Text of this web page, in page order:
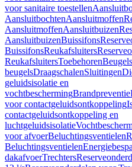
voor sanitaire toestellen
AansluitbochtenAansluitmoffen
AansluitmoffenAansluitbuizen
AansluitbuizenBuissifons
BuissifonsReukafsluiters
ReukafsluitersToebehorenBeugels
beugelsDraagschalenSluitingen
geluidsisolatie en
vochtbeschermingBrandpreventie
voor contactgeluidsontkoppeling
contactgeluidsontkoppeling en
luchtgeluidsisolatie
voor afvoerBeluchtingsventielen
Beluchtingsventielen
dakafvoerTrechters